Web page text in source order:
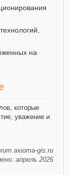
на
которые
уважение и
gis.ru
апрель 2026